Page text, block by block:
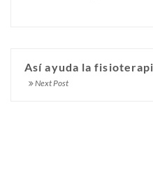
Así ayuda la
Next Post